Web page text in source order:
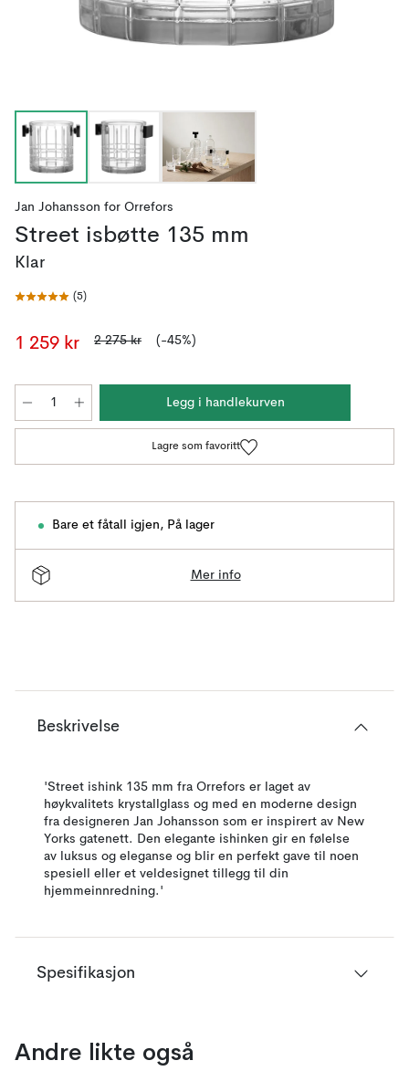
Jan Johansson for Orrefors
Street isbøtte 135 mm
Klar
(5)
1 259 kr 2 275 kr (-45%)
Legg i handlekurven
Lagre som favoritt
Bare et fåtall igjen, På lager
Mer info
Beskrivelse
'Street ishink 135 mm fra Orrefors er laget av
høykvalitets krystallglass og med en moderne design
fra designeren Jan Johansson som er inspirert av New
Yorks gatenett. Den elegante ishinken gir en følelse
av luksus og eleganse og blir en perfekt gave til noen
spesiell eller et veldesignet tillegg til din
hjemmeinnredning.'
Spesifikasjon
Andre likte også